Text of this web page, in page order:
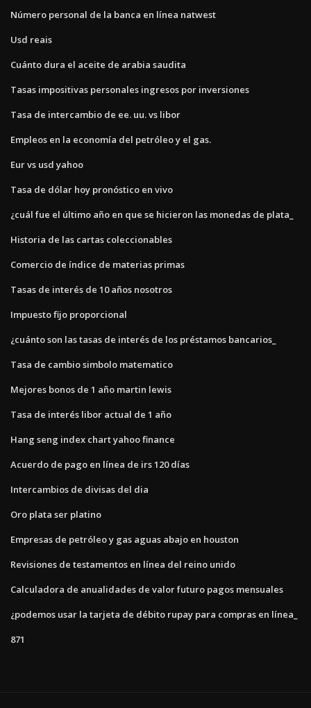
Número personal de la banca en línea natwest
Usd reais
Cuánto dura el aceite de arabia saudita
Tasas impositivas personales ingresos por inversiones
Tasa de intercambio de ee. uu. vs libor
Empleos en la economía del petróleo y el gas.
Eur vs usd yahoo
Tasa de dólar hoy pronóstico en vivo
¿cuál fue el último año en que se hicieron las monedas de plata_
Historia de las cartas coleccionables
Comercio de índice de materias primas
Tasas de interés de 10 años nosotros
Impuesto fijo proporcional
¿cuánto son las tasas de interés de los préstamos bancarios_
Tasa de cambio simbolo matematico
Mejores bonos de 1 año martin lewis
Tasa de interés libor actual de 1 año
Hang seng index chart yahoo finance
Acuerdo de pago en línea de irs 120 días
Intercambios de divisas del dia
Oro plata ser platino
Empresas de petróleo y gas aguas abajo en houston
Revisiones de testamentos en línea del reino unido
Calculadora de anualidades de valor futuro pagos mensuales
¿podemos usar la tarjeta de débito rupay para compras en línea_
871